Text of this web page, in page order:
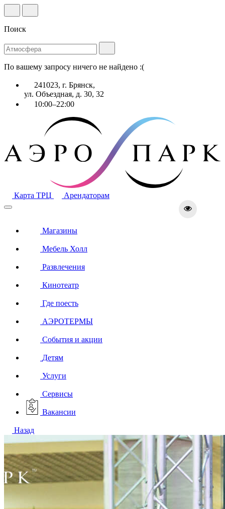
Поиск
По вашему запросу ничего не найдено :(
241023, г. Брянск,
ул. Объездная, д. 30, 32
10:00–22:00
Карта ТРЦ Арендаторам
Магазины
Мебель Холл
Развлечения
Кинотеатр
Где поесть
АЭРОТЕРМЫ
События и акции
Детям
Услуги
Сервисы
Вакансии
Назад